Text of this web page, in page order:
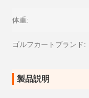
体重:
ゴルフカートブランド:
製品説明